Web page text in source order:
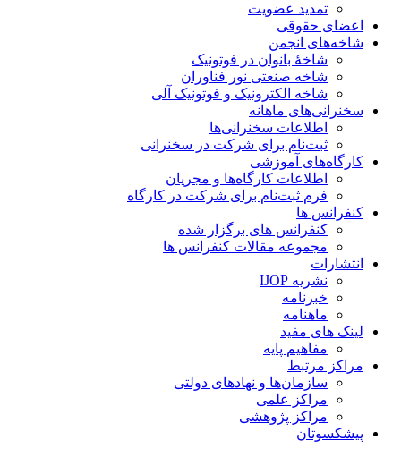
تمدید عضویت
اعضای حقوقی
شاخه‌های انجمن
شاخۀ بانوان در فوتونیک
شاخه صنعتی نور فناوران
شاخه‌ الکترونیک و فوتونیک آلی
سخنرانی‌های ماهانه
اطلاعات سخنرانی‌‌ها
ثبت‌نام برای شرکت در سخنرانی
کارگاه‌های آموزشی
اطلاعات کارگاه‌ها و مجریان
فرم ثبت‌نام برای شرکت در کارگاه
کنفرانس ها
کنفرانس های برگزار شده
مجموعه مقالات کنفرانس ها
انتشارات
نشریه IJOP
خبرنامه
ماهنامه
لینک های مفید
مفاهیم پایه
مراکز مرتبط
سازمان‌ها و نهادهای دولتی
مراکز علمی
مراکز پژوهشی
پیشکسوتان